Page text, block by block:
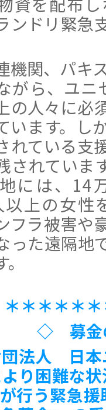
ンドリ緊急
機関、パキ
がら、ユ
の人々に必
います。し
れている支
されていま
には、14
以上の女性
フラ被害や
った遠隔地
＊＊＊＊＊
◇ 募金
法人 日本
り困難な
行う緊急